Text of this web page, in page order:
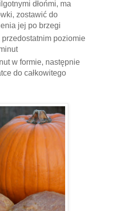
dłońmi, ma
zostawić do
jej po brzegi
przedostatnim poziomie
w formie, następnie
do całkowitego